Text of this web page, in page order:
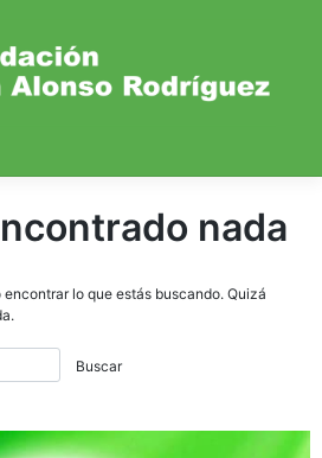
nada
lo que estás buscando. Quizá